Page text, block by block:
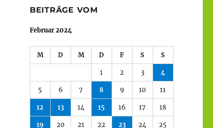
BEITRÄGE VOM
Februar 2024
M D M D F S S
1 2 3 4
5 6 7 8 9 10 11
12 13 14 15 16 17 18
19 20 21 22 23 24 25